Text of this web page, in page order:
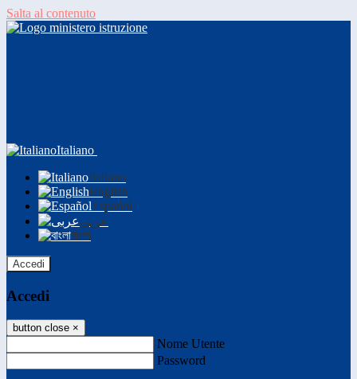
Salta al contenuto
Italiano
Italiano
English
Español
عربى
বাংলা
Accedi
Accedi
button close ×
Nome Utente
Password